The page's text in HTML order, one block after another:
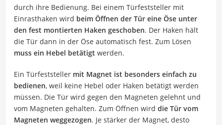
durch ihre Bedienung. Bei einem Türfeststeller mit
Einrasthaken wird beim Öffnen der Tür eine Öse unter
den fest montierten Haken geschoben. Der Haken hält
die Tür dann in der Öse automatisch fest. Zum Lösen
muss ein Hebel betätigt werden.
Ein Türfeststeller mit Magnet ist besonders einfach zu
bedienen, weil keine Hebel oder Haken betätigt werden
müssen. Die Tür wird gegen den Magneten gelehnt und
vom Magneten gehalten. Zum Öffnen wird die Tür vom
Magneten weggezogen. Je stärker der Magnet, desto